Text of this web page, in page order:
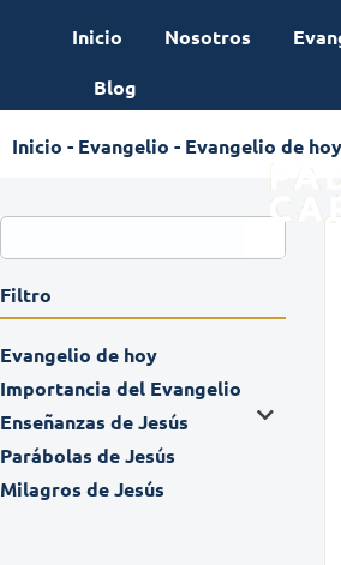
Inicio Nosotros
Blog
Inicio - Evangelio - Evangelio de hoy
Filtro
Evangelio de hoy
Importancia del Evangelio
Enseñanzas de Jesús
Parábolas de Jesús
Milagros de Jesús